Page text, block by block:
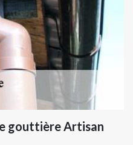
gouttière Artisan